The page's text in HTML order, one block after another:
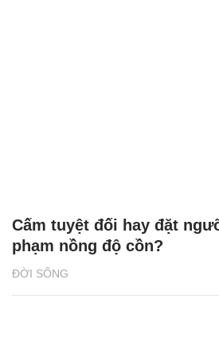
ĐỜI SỐNG
Cấm tuyệt đối hay đặt
phạm nồng độ cồn?